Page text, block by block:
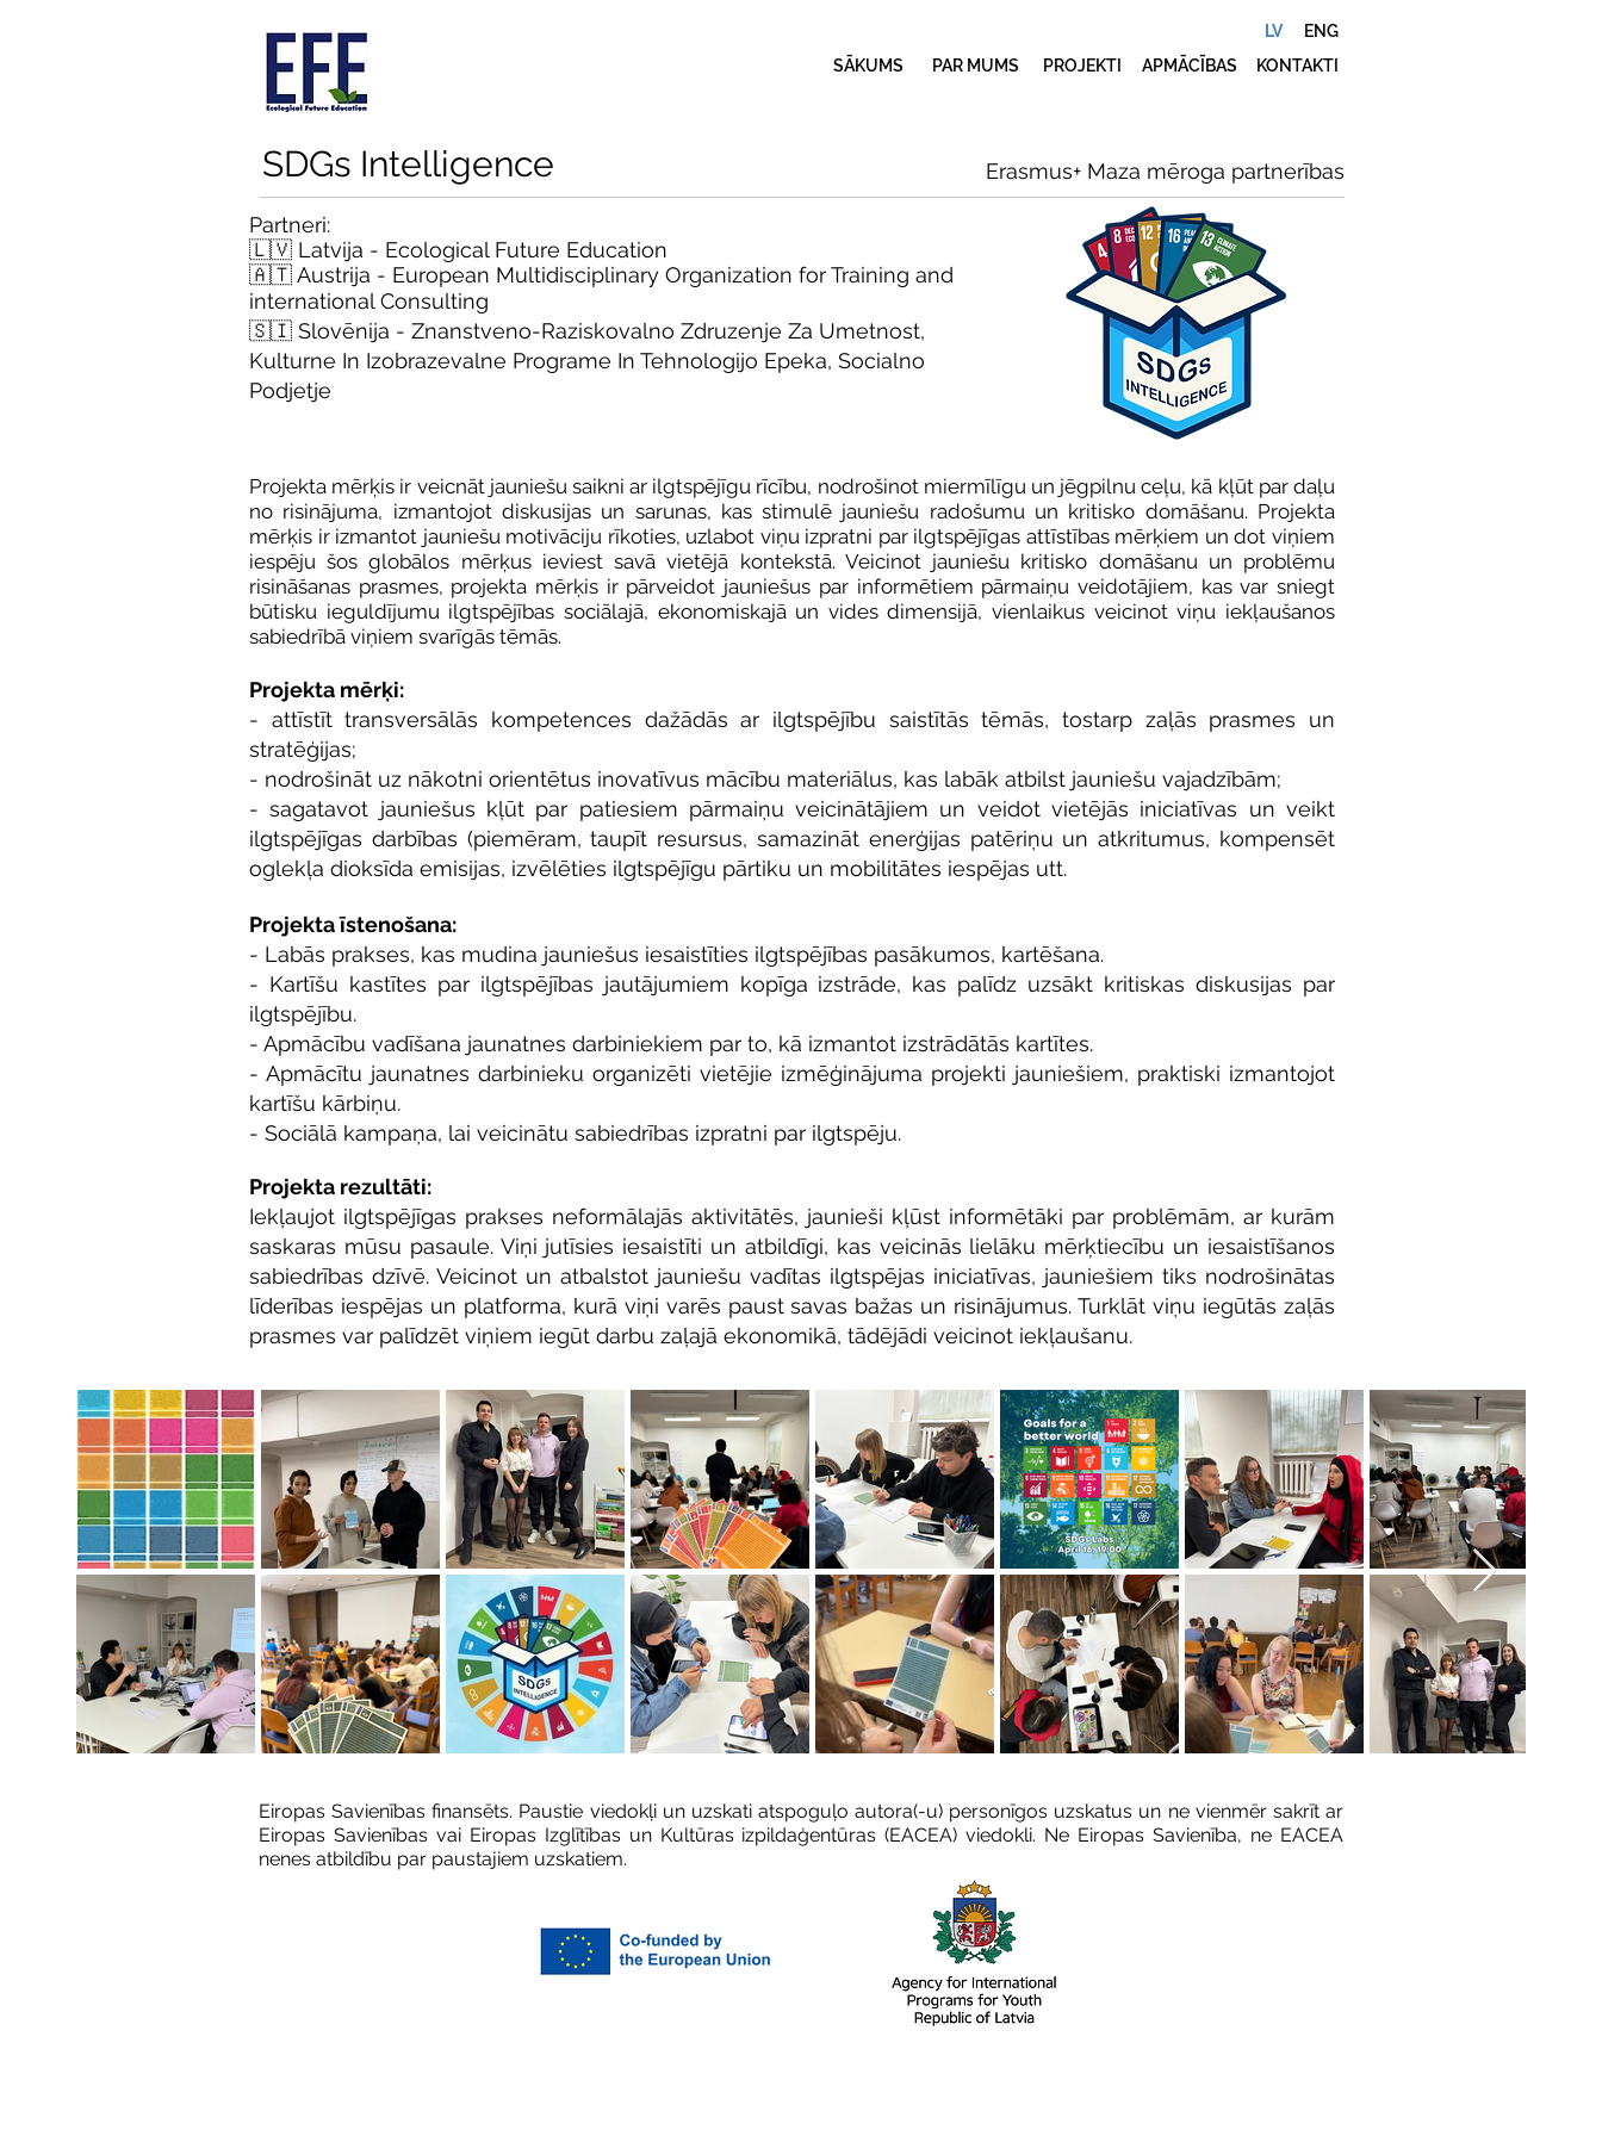
SĀKUMS PAR MUMS PROJEKTI APMĀCĪBAS
LV
ENG
KONTAKTI
SDGs Intelligence Erasmus+ Maza mēroga partnerības
Partneri:
🇱🇻 Latvija - Ecological Future Education
🇦🇹 Austrija - European Multidisciplinary Organization for Training and
international Consulting
🇸🇮 Slovēnija - Znanstveno-Raziskovalno Zdruzenje Za Umetnost,
Kulturne In Izobrazevalne Programe In Tehnologijo Epeka, Socialno
Podjetje
Projekta mērķis ir veicnāt jauniešu saikni ar ilgtspējīgu rīcību, nodrošinot miermīlīgu un jēgpilnu ceļu, kā kļūt par daļu
no risinājuma, izmantojot diskusijas un sarunas, kas stimulē jauniešu radošumu un kritisko domāšanu. Projekta
mērķis ir izmantot jauniešu motivāciju rīkoties, uzlabot viņu izpratni par ilgtspējīgas attīstības mērķiem un dot viņiem
iespēju šos globālos mērķus ieviest savā vietējā kontekstā. Veicinot jauniešu kritisko domāšanu un problēmu
risināšanas prasmes, projekta mērķis ir pārveidot jauniešus par informētiem pārmaiņu veidotājiem, kas var sniegt
būtisku ieguldījumu ilgtspējības sociālajā, ekonomiskajā un vides dimensijā, vienlaikus veicinot viņu iekļaušanos
sabiedrībā viņiem svarīgās tēmās.
Projekta mērķi:
- attīstīt transversālās kompetences dažādās ar ilgtspējību saistītās tēmās, tostarp zaļās prasmes un
stratēģijas;
- nodrošināt uz nākotni orientētus inovatīvus mācību materiālus, kas labāk atbilst jauniešu vajadzībām;
- sagatavot jauniešus kļūt par patiesiem pārmaiņu veicinātājiem un veidot vietējās iniciatīvas un veikt
ilgtspējīgas darbības (piemēram, taupīt resursus, samazināt enerģijas patēriņu un atkritumus, kompensēt
oglekļa dioksīda emisijas, izvēlēties ilgtspējīgu pārtiku un mobilitātes iespējas utt.
Projekta īstenošana:
- Labās prakses, kas mudina jauniešus iesaistīties ilgtspējības pasākumos, kartēšana.
- Kartīšu kastītes par ilgtspējības jautājumiem kopīga izstrāde, kas palīdz uzsākt kritiskas diskusijas par
ilgtspējību.
- Apmācību vadīšana jaunatnes darbiniekiem par to, kā izmantot izstrādātās kartītes.
- Apmācītu jaunatnes darbinieku organizēti vietējie izmēģinājuma projekti jauniešiem, praktiski izmantojot
kartīšu kārbiņu.
- Sociālā kampaņa, lai veicinātu sabiedrības izpratni par ilgtspēju.
Projekta rezultāti:
Iekļaujot ilgtspējīgas prakses neformālajās aktivitātēs, jaunieši kļūst informētāki par problēmām, ar kurām
saskaras mūsu pasaule. Viņi jutīsies iesaistīti un atbildīgi, kas veicinās lielāku mērķtiecību un iesaistīšanos
sabiedrības dzīvē. Veicinot un atbalstot jauniešu vadītas ilgtspējas iniciatīvas, jauniešiem tiks nodrošinātas
līderības iespējas un platforma, kurā viņi varēs paust savas bažas un risinājumus. Turklāt viņu iegūtās zaļās
prasmes var palīdzēt viņiem iegūt darbu zaļajā ekonomikā, tādējādi veicinot iekļaušanu.
Eiropas Savienības finansēts. Paustie viedokļi un uzskati atspoguļo autora(-u) personīgos uzskatus un ne vienmēr sakrīt ar
Eiropas Savienības vai Eiropas Izglītības un Kultūras izpildaģentūras (EACEA) viedokli. Ne Eiropas Savienība, ne EACEA
nenes atbildību par paustajiem uzskatiem.